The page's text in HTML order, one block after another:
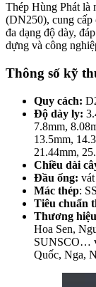
Thép Hùng Phát là
(DN250), cung cấp
đa dạng độ dày,
dựng và công
Thông số kỹ
Quy cách:
Độ dày ly:
7.8mm,
13.5mm,
21.44mm,
Chiều dài
Đầu ống:
Mác thép:
Tiêu chuẩn
Thương hiệu
Hoa Sen,
SUNSCO…
Quốc, Nga,